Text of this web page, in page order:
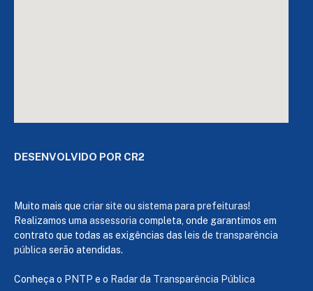
DESENVOLVIDO POR CR2
Muito mais que criar site ou sistema para prefeituras!
Realizamos uma assessoria completa, onde garantimos em
contrato que todas as exigências das leis de transparência
pública serão atendidas.
Conheça o PNTP e o Radar da Transparência Pública